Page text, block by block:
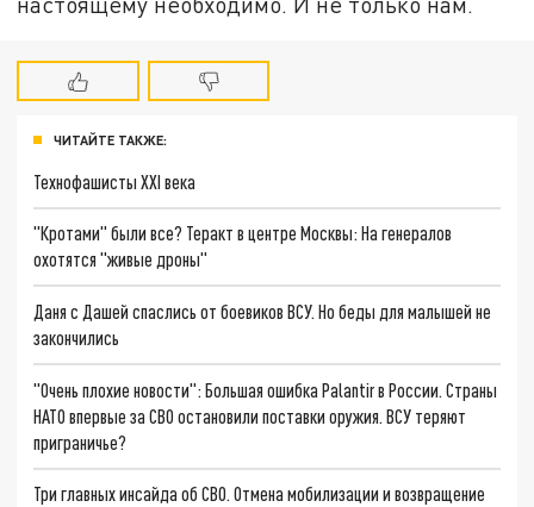
ЧИТАЙТЕ ТАКЖЕ:
Технофашисты XXI века
"Кротами" были все? Теракт в центре Москвы: На генералов
охотятся "живые дроны"
Даня с Дашей спаслись от боевиков ВСУ. Но беды для малышей не
закончились
"Очень плохие новости": Большая ошибка Palantir в России. Страны
НАТО впервые за СВО остановили поставки оружия. ВСУ теряют
приграничье?
Три главных инсайда об СВО. Отмена мобилизации и возвращение